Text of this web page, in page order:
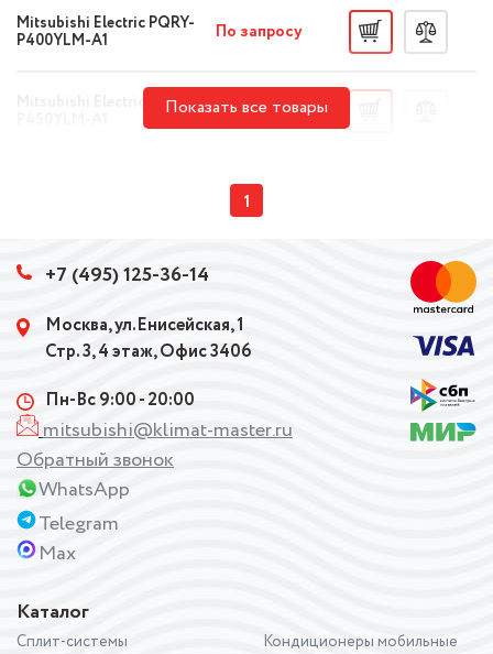
Mitsubishi Electric PQRY-
P400YLM-A1
По запросу
Mitsubishi Electric PQRY-
По запросу
Показать все товары
1
Каталог
Сплит-системы
Кондиционеры мобильные
+7 (495) 125-36-14
Москва, ул.Енисейская, 1
Стр. 3, 4 этаж, Офис 3406
Пн-Вс 9:00 - 20:00
mitsubishi@klimat-master.ru
Обратный звонок
WhatsApp
Telegram
Max